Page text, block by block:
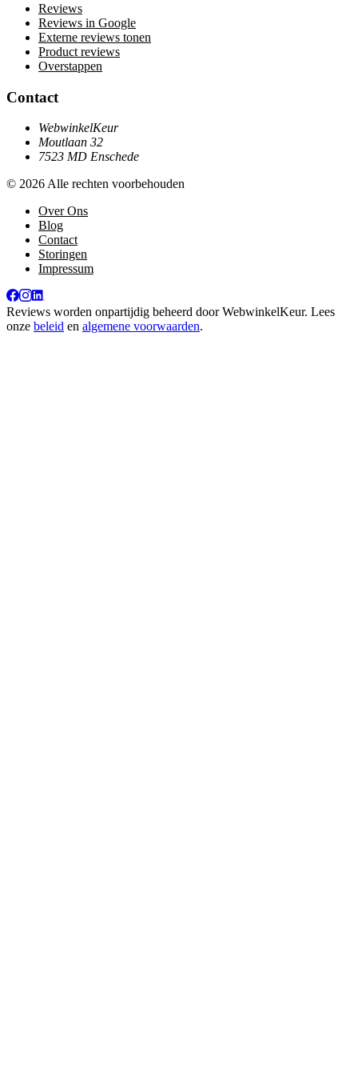
Reviews
Reviews in Google
Externe reviews tonen
Product reviews
Overstappen
Contact
WebwinkelKeur
Moutlaan 32
7523 MD Enschede
© 2026 Alle rechten voorbehouden
Over Ons
Blog
Contact
Storingen
Impressum
Reviews worden onpartijdig beheerd doorWebwinkelKeur. Lees
onze beleid en algemene voorwaarden.